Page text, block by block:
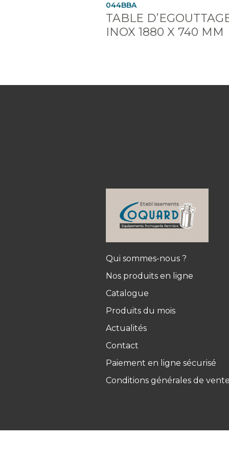
044BBA
TABLE
INOX 1880 X 740 MM
Qui sommes-nous ?
Nos produits en ligne
Catalogue
Produits du mois
Actualités
Contact
Paiement en ligne sécurisé
Conditions générales de